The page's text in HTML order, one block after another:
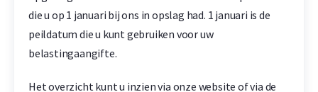
die u op 1 januari bij ons in opslag had. 1 januari is de
peildatum die u kunt gebruiken voor uw
belastingaangifte.
Het overzicht kunt u inzien via onze website of via de